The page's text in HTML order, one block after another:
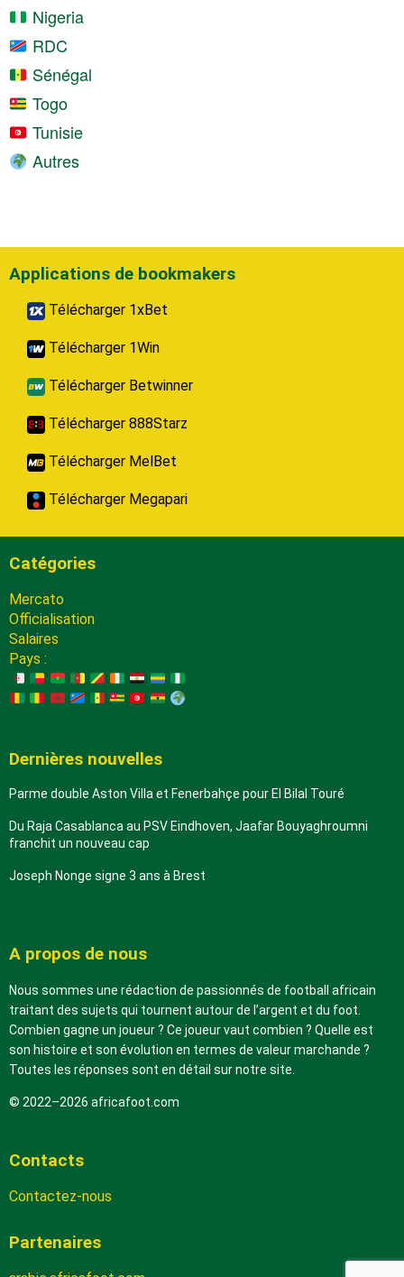
Nigeria
RDC
Sénégal
Togo
Tunisie
Autres
Applications de bookmakers
Télécharger 1xBet
Télécharger 1Win
Télécharger Betwinner
Télécharger 888Starz
Télécharger MelBet
Télécharger Megapari
Catégories
Mercato
Officialisation
Salaires
Pays :
Dernières nouvelles
Parme double Aston Villa et Fenerbahçe pour El Bilal Touré
Du Raja Casablanca au PSV Eindhoven, Jaafar Bouyaghroumni
franchit un nouveau cap
Joseph Nonge signe 3 ans à Brest
A propos de nous
Nous sommes une rédaction de passionnés de football africain
traitant des sujets qui tournent autour de l’argent et du foot.
Combien gagne un joueur ? Ce joueur vaut combien ? Quelle est
son histoire et son évolution en termes de valeur marchande ?
Toutes les réponses sont en détail sur notre site.
© 2022–2026 africafoot.com
Contacts
Contactez-nous
Partenaires